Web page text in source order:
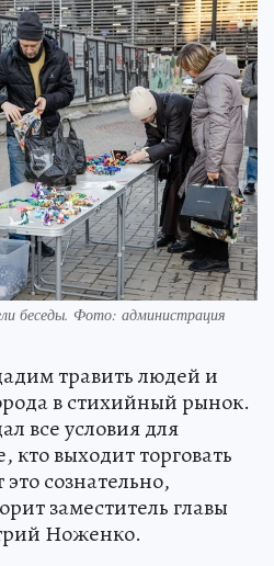
беседы. Фото: администрация
травить людей и
в стихийный рынок.
все условия для
кто выходит торговать
сознательно,
заместитель главы
Ноженко.